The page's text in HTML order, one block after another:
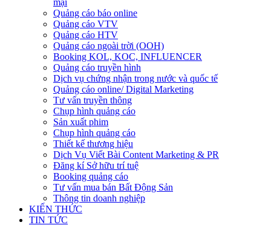
mại
Quảng cáo báo online
Quảng cáo VTV
Quảng cáo HTV
Quảng cáo ngoài trời (OOH)
Booking KOL, KOC, INFLUENCER
Quảng cáo truyền hình
Dịch vụ chứng nhận trong nước và quốc tế
Quảng cáo online/ Digital Marketing
Tư vấn truyền thông
Chụp hình quảng cáo
Sản xuất phim
Chụp hình quảng cáo
Thiết kế thương hiệu
Dịch Vụ Viết Bài Content Marketing & PR
Đăng kí Sở hữu trí tuệ
Booking quảng cáo
Tư vấn mua bán Bất Động Sản
Thông tin doanh nghiệp
KIẾN THỨC
TIN TỨC